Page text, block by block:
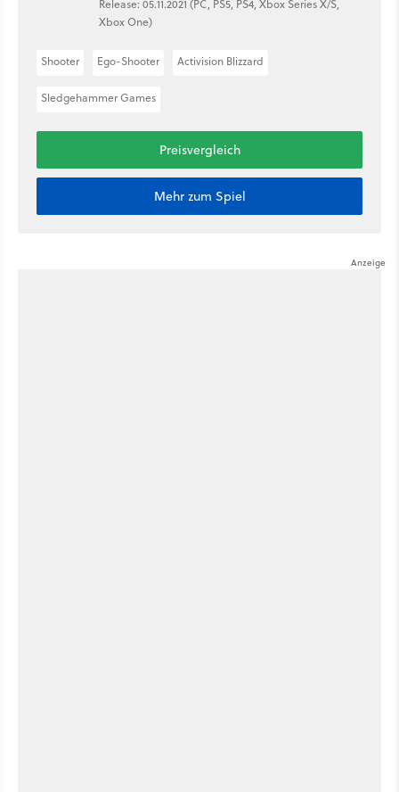
Release: 05.11.2021 (PC, PS5, PS4, Xbox Series X/S,
Xbox One)
Shooter Ego-Shooter Activision Blizzard
Sledgehammer Games
Preisvergleich
Mehr zum Spiel